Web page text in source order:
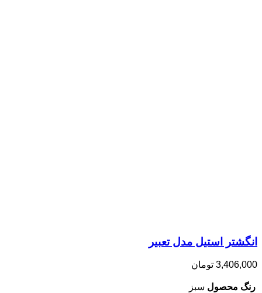
انگشتر استیل مدل تعبیر
3,406,000 تومان
رنگ محصول سبز